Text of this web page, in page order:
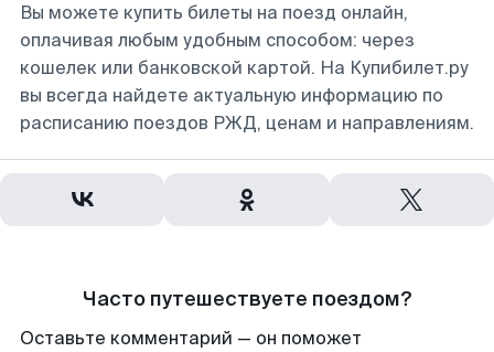
Вы можете купить билеты на поезд онлайн,
оплачивая любым удобным способом: через
кошелек или банковской картой. На Купибилет.ру
вы всегда найдете актуальную информацию по
расписанию поездов РЖД, ценам и направлениям.
Часто путешествуете поездом?
Оставьте комментарий — он поможет